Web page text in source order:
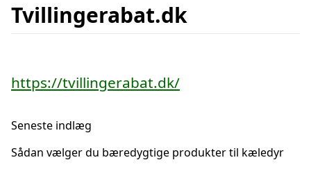
Tvillingerabat.dk
https://tvillingerabat.dk/
Seneste indlæg
Sådan vælger du bæredygtige produkter til kæledyr